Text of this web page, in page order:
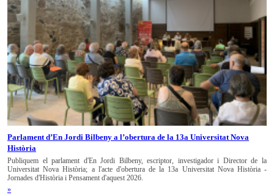
Parlament d’En Jordi Bilbeny a l’obertura de la 13a Universitat Nova
Història
Publiquem el parlament d'En Jordi Bilbeny, escriptor, investigador i Director de la
Universitat Nova Història; a l'acte d'obertura de la 13a Universitat Nova Història -
Jornades d'Història i Pensament d'aquest 2026.
»